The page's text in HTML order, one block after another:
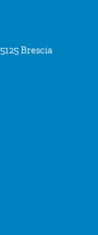
Brescia